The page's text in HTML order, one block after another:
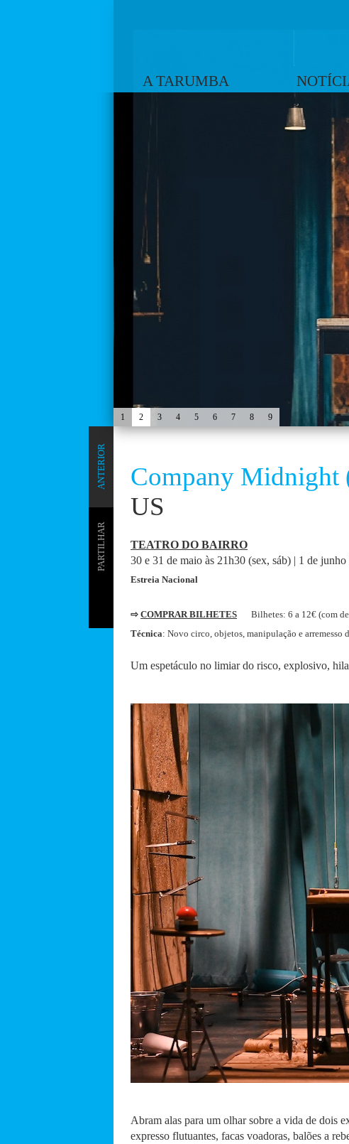
A TARUMBA
1 2 3 4 5 6 7 8 9
ANTERIOR
PARTILHAR
Company Midnight
US
TEATRO DO BAIRRO
30 e 31 de maio às 21h30 (sex, sáb) | 1 de
Estreia Nacional
⇨ COMPRAR BILHETES
Bilhetes: 6 a 12€ (com
Técnica: Novo circo, objetos, manipulação e arremesso
Um espetáculo no limiar do risco, explosivo,
Abram alas para um olhar sobre a vida de dois
expresso flutuantes, facas voadoras, balões a